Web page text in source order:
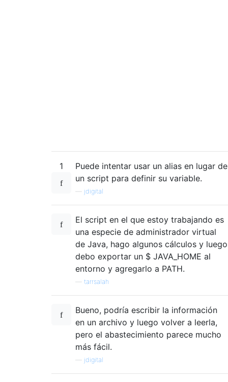
1
Puede intentar usar un alias en lugar de
un script para definir su variable.
jdigital
El script en el que estoy trabajando es
una especie de administrador virtual
de Java, hago algunos cálculos y luego
debo exportar un $ JAVA_HOME al
entorno y agregarlo a PATH.
tarrsalah
Bueno, podría escribir la información
en un archivo y luego volver a leerla,
pero el abastecimiento parece mucho
más fácil.
jdigital